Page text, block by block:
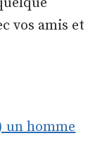
vos amis et
un homme